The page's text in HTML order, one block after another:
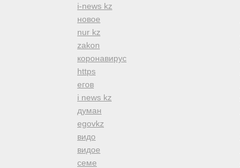
i-news kz
новое
nur kz
zakon
коронавирус
https
егов
i news kz
думан
egovkz
видо
видое
семе